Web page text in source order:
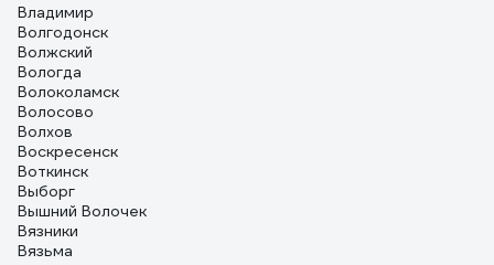
Владимир
Волгодонск
Волжский
Вологда
Волоколамск
Волосово
Волхов
Воскресенск
Воткинск
Выборг
Вышний Волочек
Вязники
Вязьма